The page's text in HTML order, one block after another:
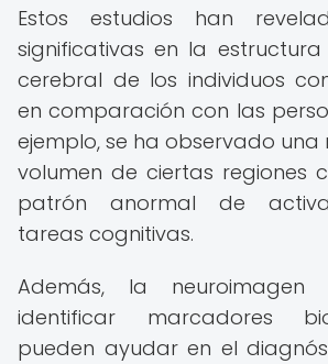
Estos estudios han
significativas en la
cerebral de los individuos
en comparación con las
ejemplo, se ha observado una
volumen de ciertas regiones
patrón anormal de
tareas cognitivas.
Además, la neuroimagen
identificar marcadores
pueden ayudar en el